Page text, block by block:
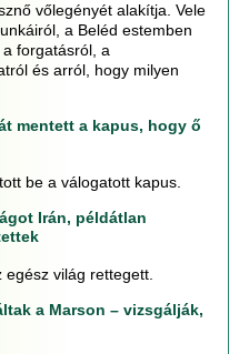
vőlegényét alakítja. Vele
a Beléd estemben
forgatásról, a
és arról, hogy milyen
mentett a kapus, hogy ő
be a válogatott kapus.
Irán, példátlan
világ rettegett.
a Marson – vizsgálják,